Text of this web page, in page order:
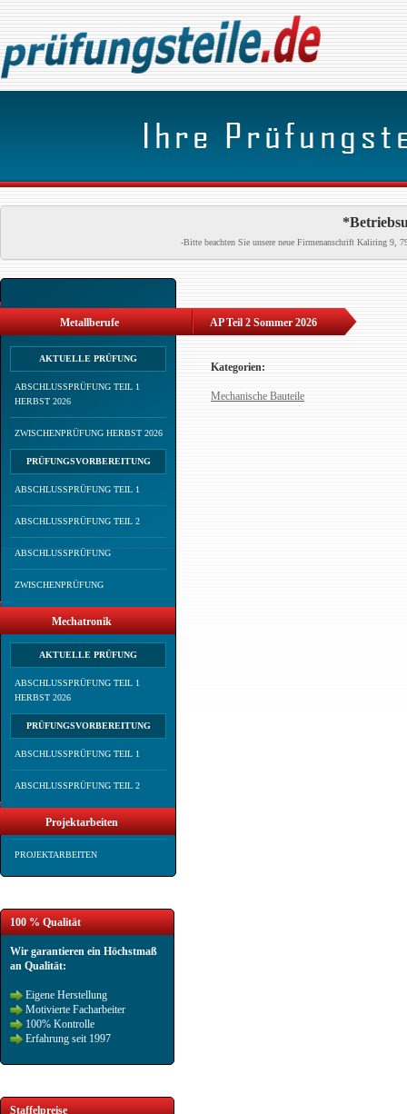
-Bitte beachten Sie unsere neue Firmenanschrift Kaliring 9,
Metallberufe
AKTUELLE PRÜFUNG
ABSCHLUSSPRÜFUNG TEIL 1
HERBST 2026
ZWISCHENPRÜFUNG HERBST 2026
PRÜFUNGSVORBEREITUNG
ABSCHLUSSPRÜFUNG TEIL 1
ABSCHLUSSPRÜFUNG TEIL 2
ABSCHLUSSPRÜFUNG
ZWISCHENPRÜFUNG
Mechatronik
AKTUELLE PRÜFUNG
ABSCHLUSSPRÜFUNG TEIL 1
HERBST 2026
PRÜFUNGSVORBEREITUNG
ABSCHLUSSPRÜFUNG TEIL 1
ABSCHLUSSPRÜFUNG TEIL 2
Projektarbeiten
PROJEKTARBEITEN
100 % Qualität
Wir garantieren ein Höchstmaß
an Qualität:
Eigene Herstellung
Motivierte Facharbeiter
100% Kontrolle
Erfahrung seit 1997
Staffelpreise
AP Teil 2 Sommer 2026
Kategorien:
Mechanische Bauteile